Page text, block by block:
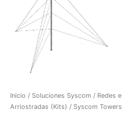
Inicio / Soluciones Syscom / Redes e
Arriostradas (Kits) / Syscom
006
cantidad